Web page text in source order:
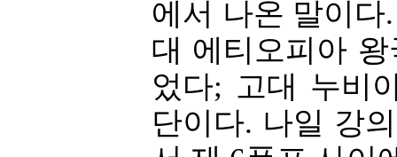
에서 나온 말이
대 에티오피아
었다; 고대 누비
단이다. 나일 강